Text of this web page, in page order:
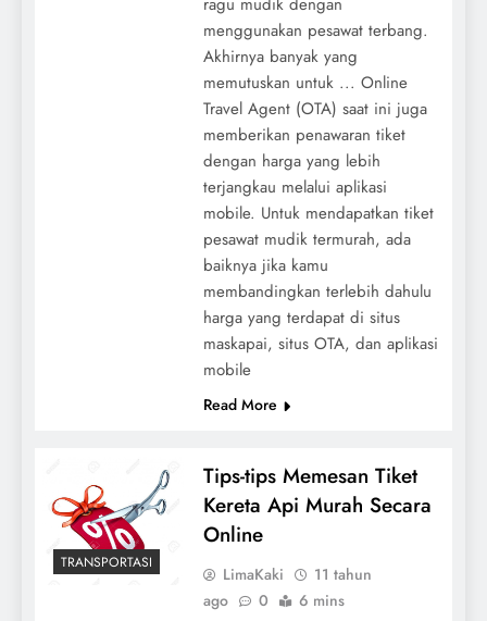
menggunakan pesawat terbang.
Akhirnya banyak yang
memutuskan untuk ... Online
Travel Agent (OTA) saat ini juga
memberikan penawaran tiket
dengan harga yang lebih
terjangkau melalui aplikasi
mobile. Untuk mendapatkan tiket
pesawat mudik termurah, ada
baiknya jika kamu
membandingkan terlebih dahulu
harga yang terdapat di situs
maskapai, situs OTA, dan aplikasi
mobile
Read More
TRANSPORTASI
Tips-tips Memesan Tiket
Kereta Api Murah Secara
Online
LimaKaki
11 tahun
ago
0 6 mins